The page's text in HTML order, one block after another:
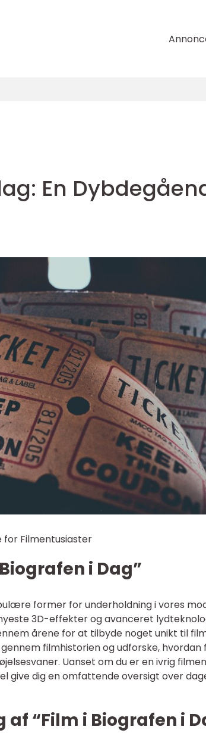
En
for Filmentusiaster
i Dag”
former for underholdning i vores
3D-effekter og avanceret
årene for at tilbyde noget unikt til
filmhistorien og udforske, hvordan
Uanset om du er en ivrig
give dig en omfattende oversigt over
“Film i Biografen i